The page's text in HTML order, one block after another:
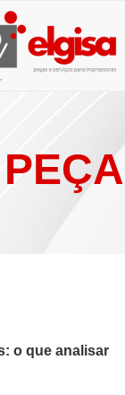
o que analisar